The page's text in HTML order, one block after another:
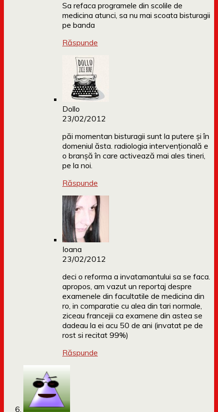
Sa refaca programele din scolile de
medicina atunci, sa nu mai scoata bisturagii
pe banda
Răspunde
Dollo
23/02/2012
păi momentan bisturagii sunt la putere și în
domeniul ăsta. radiologia intervențională e
o branșă în care activează mai ales tineri,
pe la noi.
Răspunde
Ioana
23/02/2012
deci o reforma a invatamantului sa se faca.
apropos, am vazut un reportaj despre
examenele din facultatile de medicina din
ro, in comparatie cu alea din tari normale,
ziceau francejii ca examene din astea se
dadeau la ei acu 50 de ani (invatat pe de
rost si recitat 99%)
Răspunde